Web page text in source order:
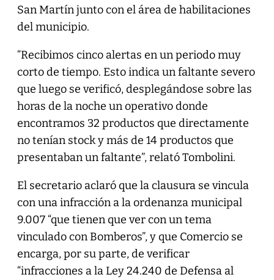
San Martín junto con el área de habilitaciones
del municipio.
“Recibimos cinco alertas en un periodo muy
corto de tiempo. Esto indica un faltante severo
que luego se verificó, desplegándose sobre las
horas de la noche un operativo donde
encontramos 32 productos que directamente
no tenían stock y más de 14 productos que
presentaban un faltante”, relató Tombolini.
El secretario aclaró que la clausura se vincula
con una infracción a la ordenanza municipal
9.007 “que tienen que ver con un tema
vinculado con Bomberos”, y que Comercio se
encarga, por su parte, de verificar
“infracciones a la Ley 24.240 de Defensa al